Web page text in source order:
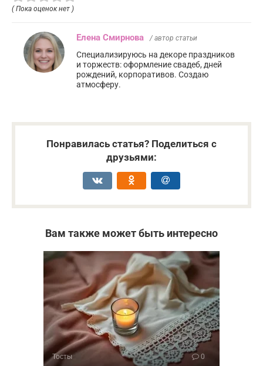
( Пока оценок нет )
Елена Смирнова / автор статьи
Специализируюсь на декоре праздников
и торжеств: оформление свадеб, дней
рождений, корпоративов. Создаю
атмосферу.
Понравилась статья? Поделиться с
друзьями:
Вам также может быть интересно
Тосты 0